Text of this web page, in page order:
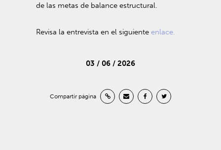
de las metas de balance estructural.
Revisa la entrevista en el siguienteenlace.
03 / 06 / 2026
Compartir página